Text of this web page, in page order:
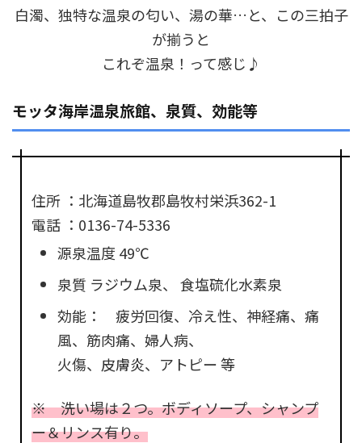
白濁、独特な温泉の匂い、湯の華…と、この三拍子
が揃うと
これぞ温泉！って感じ♪
モッタ海岸温泉旅館、泉質、効能等
住所 ：北海道島牧郡島牧村栄浜362-1
電話 ：0136-74-5336
源泉温度 49℃
泉質 ラジウム泉、 食塩硫化水素泉
効能： 疲労回復、冷え性、神経痛、痛
風、筋肉痛、婦人病、
火傷、皮膚炎、アトピー 等
※ 洗い場は２つ。ボディソープ、シャンプ
ー＆リンス有り。